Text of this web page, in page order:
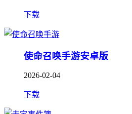
下载
使命召唤手游安卓版
2026-02-04
下载